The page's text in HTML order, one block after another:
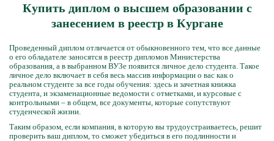
Купить диплом о высшем образовании с
занесением в реестр в Кургане
Проведенный диплом отличается от обыкновенного тем, что все данные
о его обладателе заносятся в реестр дипломов Министерства
образования, а в выбранном ВУЗе появится личное дело студента. Такое
личное дело включает в себя весь массив информации о вас как о
реальном студенте за все годы обучения: здесь и зачетная книжка
студента, и экзаменационные ведомости с отметками, и курсовые с
контрольными – в общем, все документы, которые сопутствуют
студенческой жизни.
Таким образом, если компания, в которую вы трудоустраиваетесь, решит
проверить ваш диплом, то сможет убедиться в его подлинности и